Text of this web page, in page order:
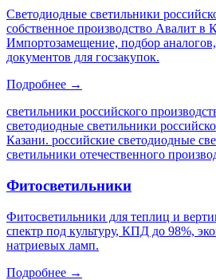
Светодиодные светильники
собственное производство Авалит в
Импортозамещение, подбор
документов для госзакупок.
Подробнее →
светильники российского
светодиодные светильники
Казани. российские светодиодные
светильники отечественного
Фитосветильники
Фитосветильники для теплиц и
спектр под культуру, КПД до 98%,
натриевых ламп.
Подробнее →